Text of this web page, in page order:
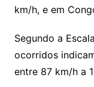
km/h, e em
Segundo a
ocorridos
entre 87 km/h a